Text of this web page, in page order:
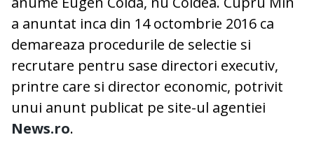
a anuntat inca din 14 octombrie 2016 ca
demareaza procedurile de selectie si
recrutare pentru sase directori executiv,
printre care si director economic, potrivit
unui anunt publicat pe site-ul agentiei
News.ro.